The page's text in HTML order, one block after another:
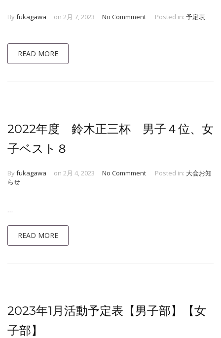
Byfukagawa on 2月 7, 2023 No Commment Posted in: 予定表
READ MORE
2022年度 鈴木正三杯 男子４位、女
子ベスト８
Byfukagawa on 2月 4, 2023 No Commment Posted in: 大会お知
らせ
…
READ MORE
2023年1月活動予定表【男子部】【女
子部】